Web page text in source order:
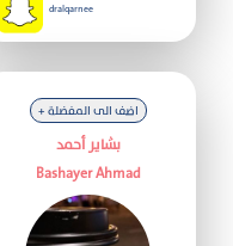
dralqarnee
+ اضف الى المفضلة
بشاير أحمد
Bashayer Ahmad